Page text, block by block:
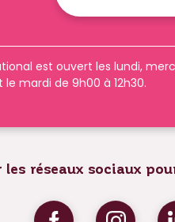
est ouvert les lundi,
le mardi de 9h00 à 12h30.
les réseaux sociaux